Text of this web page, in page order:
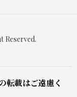
Reserved.
転載はご遠慮く